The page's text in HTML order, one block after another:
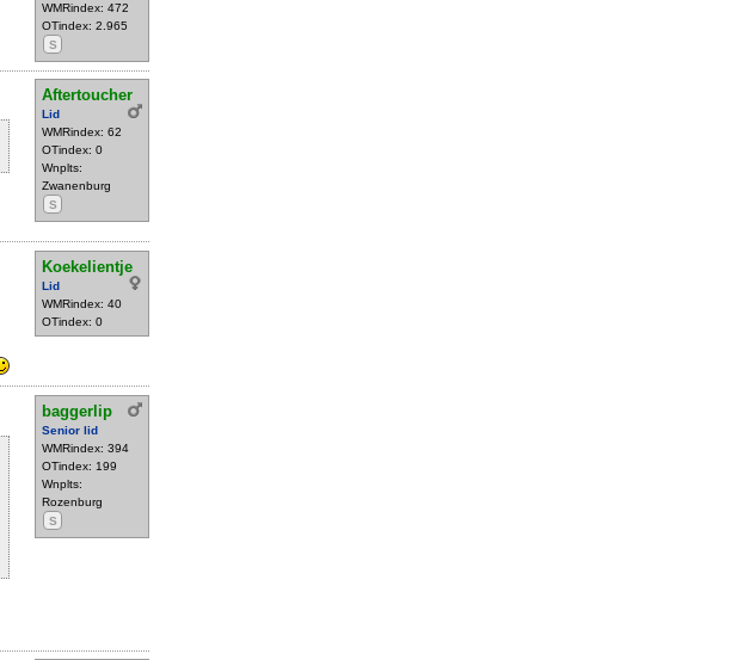
WMRindex: 472
OTindex: 2.965
S
Aftertoucher
Lid
WMRindex: 62
OTindex: 0
Wnplts:
Zwanenburg
S
Koekelientje
Lid
WMRindex: 40
OTindex: 0
baggerlip
Senior lid
WMRindex: 394
OTindex: 199
Wnplts:
Rozenburg
S